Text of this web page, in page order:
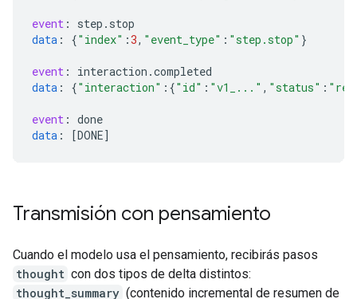
event : step . stop
data : {"index" :3, "event_type" : "step.stop" }
event : interaction .completed
data : {"interaction" :{"id" : "v1_..." , "status" :
event : done
data : [DONE]
Transmisión con pensamiento
Cuando el modelo usa el pensamiento, recibirás pasos
thought con dos tipos de delta distintos:
thought_summary (contenido incremental de resumen de